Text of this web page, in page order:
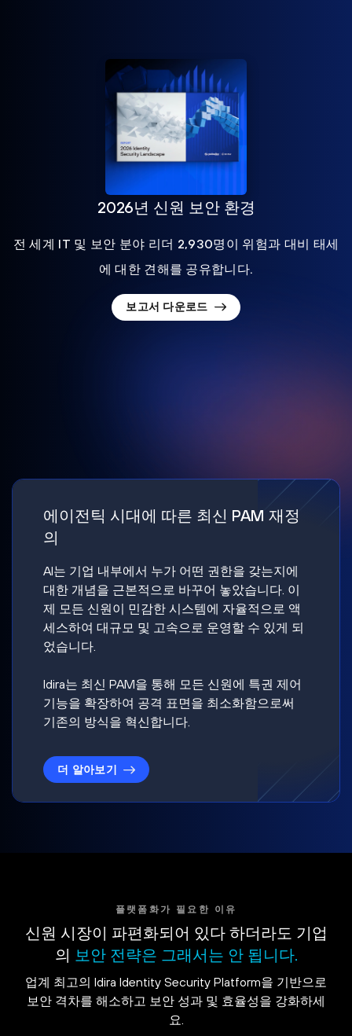
2026년 신원 보안 환경
전 세계 IT 및 보안 분야 리더 2,930명이 위험과 대비 태세
에 대한 견해를 공유합니다.
보고서 다운로드
에이전틱 시대에 따른 최신 PAM 재정
의
AI는 기업 내부에서 누가 어떤 권한을 갖는지에
대한 개념을 근본적으로 바꾸어 놓았습니다. 이
제 모든 신원이 민감한 시스템에 자율적으로 액
세스하여 대규모 및 고속으로 운영할 수 있게 되
었습니다.
Idira는 최신 PAM을 통해 모든 신원에 특권 제어
기능을 확장하여 공격 표면을 최소화함으로써
기존의 방식을 혁신합니다.
더 알아보기
플랫폼화가 필요한 이유
신원 시장이 파편화되어 있다 하더라도 기업
의 보안 전략은 그래서는 안 됩니다.
업계 최고의 Idira Identity Security Platform을 기반으로
보안 격차를 해소하고 보안 성과 및 효율성을 강화하세
요.